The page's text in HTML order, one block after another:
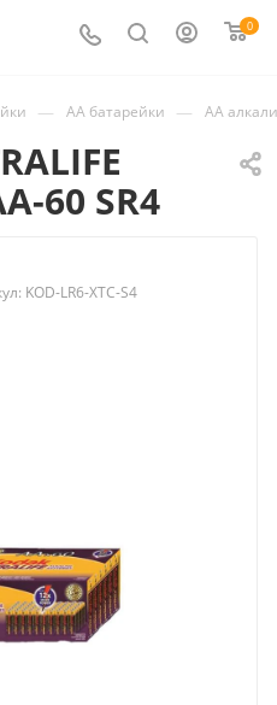
0
— AA батарейки — АА
60 SR4
KOD-LR6-XTC-S4